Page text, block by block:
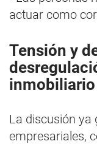
actuar como
Tensión y
inmobiliario
La discusión ya
empresariales,